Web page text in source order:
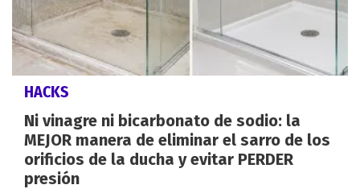
HACKS
Ni vinagre ni bicarbonato de sodio: la
MEJOR manera de eliminar el sarro de los
orificios de la ducha y evitar PERDER
presión